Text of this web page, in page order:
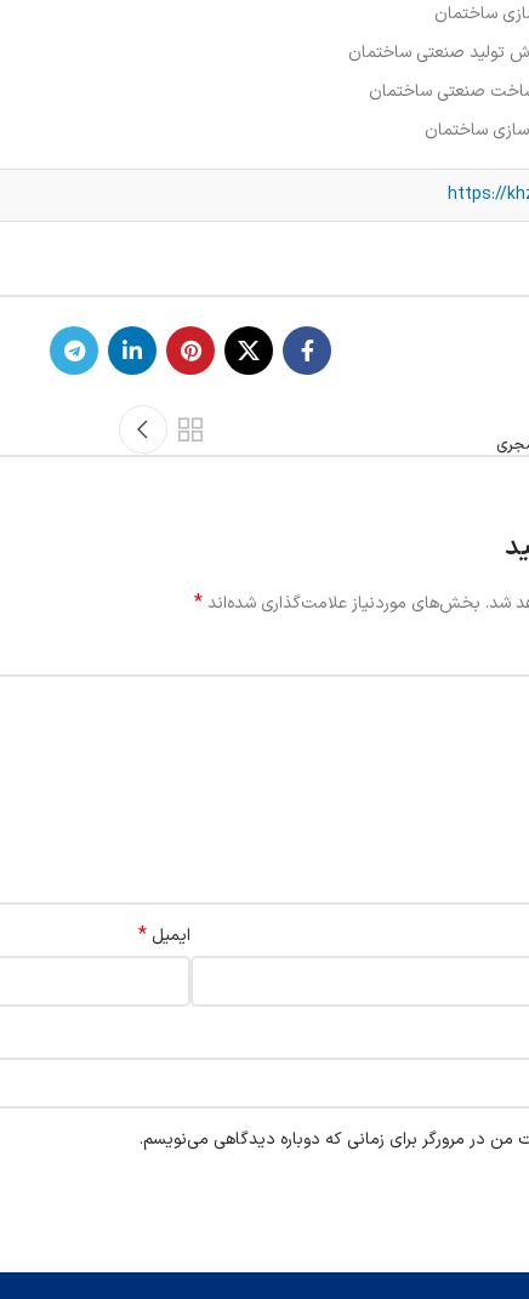
ساختمان
تولید صنعتی ساختمان
صنعتی ساختمان
ساختمان
https://
شد. بخش‌های موردنیاز علامت‌گذاری شده‌اند*
ایمیل *
من در مرورگر برای زمانی که دوباره دیدگاهی می‌نویسم.